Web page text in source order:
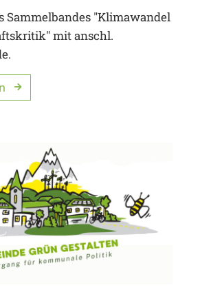
Sammelbandes "Klimawandel
mit anschl.